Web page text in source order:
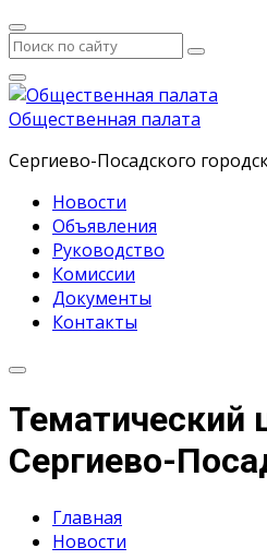
Общественная палата
Сергиево-Посадского
Новости
Объявления
Руководство
Комиссии
Документы
Контакты
Тематический
Сергиево-
Главная
Новости